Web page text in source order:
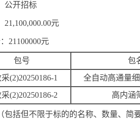
公开招标
元
21100000元
包号
包
(2)20250186-1
全自动高通量
(2)20250186-2 高内涵
包括但不限于标的的名称、数量、简